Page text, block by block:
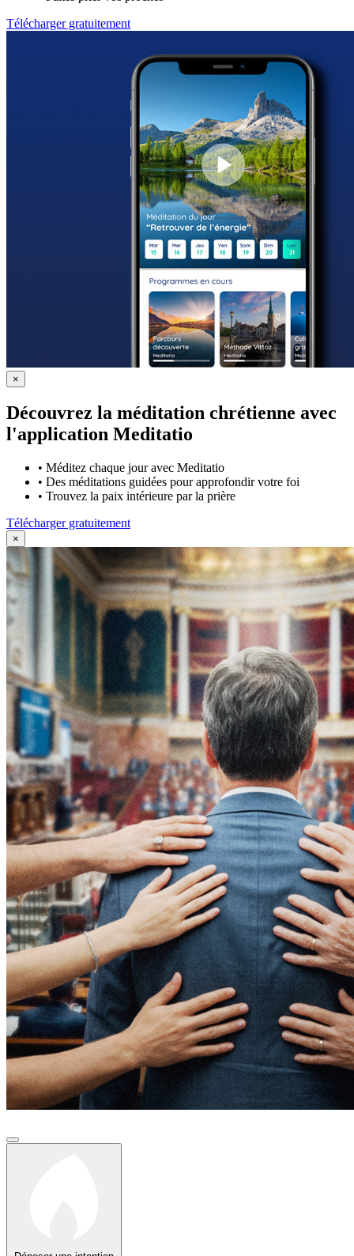
Télécharger gratuitement
×
Découvrez la méditation chrétienne avec
l'application Meditatio
• Méditez chaque jour avec Meditatio
• Des méditations guidées pour approfondir votre foi
• Trouvez la paix intérieure par la prière
Télécharger gratuitement
×